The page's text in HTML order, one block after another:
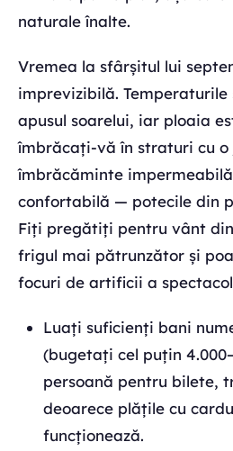
naturale înalte.
Vremea la sfârșitul lui
imprevizibilă. Temperaturile
apusul soarelui, iar ploaia
îmbrăcați-vă în straturi cu o
îmbrăcăminte
confortabilă — potecile din
Fiți pregătiți pentru vânt
frigul mai pătrunzător și
focuri de artificii a
Luați suficienți bani
(bugetați cel puțin
persoană pentru bilete,
deoarece plățile cu
funcționează.